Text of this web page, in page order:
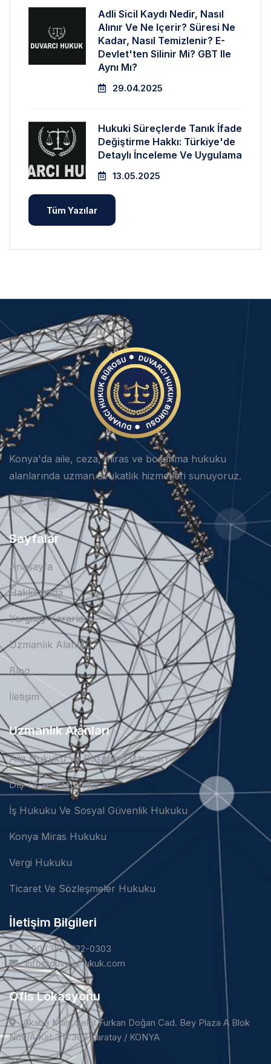
Adli Sicil Kaydı Nedir, Nasıl
Alınır Ve Ne Içerir? Süresi Ne
Kadar, Nasıl Temizlenir? E-
Devlet'ten Silinir Mi? GBT Ile
Aynı Mı?
29.04.2025
Hukuki Süreçlerde Tanık İfade
Değiştirme Hakkı: Türkiye'de
Detaylı İnceleme Ve Uygulama
13.05.2025
Tüm Yazılar
Konya'da aile, ceza, miras ve boşanma hukuku
alanlarında uzman avukatlık hizmetleri sunuyoruz.
Sayfalar
Anasayfa
Hakkımızda
Yargıtay Kararları
Uzmanlık Alanları
Blog
İletişim
Uzmanlık Alanları
Aile Hukuku Ve Boşanma Davaları
Dış Ticaret Hukuku
İş Hukuku Ve Sosyal Güvenlik Hukuku
Konya Miras Hukuku
Vergi Hukuku
Ticaret Ve Sözleşmeler Hukuku
İletişim Bilgileri
+90 (332) 322-0303
info@duvarcihukuk.com
Ofis Lokasyonu
Akabe Mah. Şehit Furkan Doğan Cad. Bey Plaza A Blok
No:1/A Kat:3 D:308 Karatay / KONYA